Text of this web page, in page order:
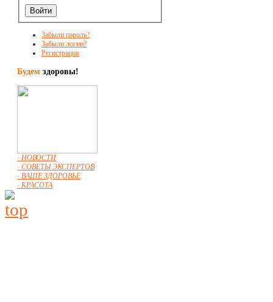
Забыли пароль?
Забыли логин?
Регистрация
Будем здоровы!
· НОВОСТИ
· СОВЕТЫ ЭКСПЕРТОВ
· ВАШЕ ЗДОРОВЬЕ
· КРАСОТА